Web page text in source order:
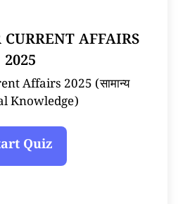
AFFAIRS
2025
Affairs 2025 (सामान्य
Knowledge)